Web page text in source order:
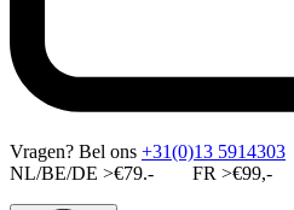
Vragen? Bel ons +31(0)13 5914303
NL/BE/DE >€79.- FR >€99,-